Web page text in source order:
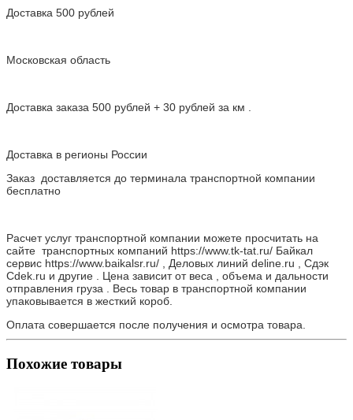
Доставка 500 рублей
Московская область
Доставка заказа 500 рублей + 30 рублей за км .
Доставка в регионы России
Заказ доставляется до терминала транспортной компании
бесплатно
Расчет услуг транспортной компании можете просчитать на
сайте транспортных компаний https://www.tk-tat.ru/ Байкал
сервис https://www.baikalsr.ru/ , Деловых линий deline.ru , Сдэк
Cdek.ru и другие . Цена зависит от веса , объема и дальности
отправления груза . Весь товар в транспортной компании
упаковывается в жесткий короб.
Оплата совершается после получения и осмотра товара.
Похожие товары